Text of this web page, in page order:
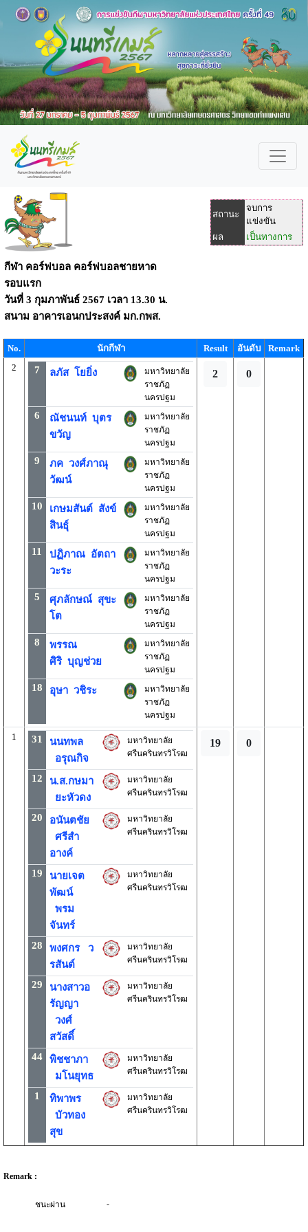
สถานะ
จบการ
แข่งขัน
ผล
เป็นทางการ
กีฬา คอร์ฟบอล คอร์ฟบอลชายหาด
รอบแรก
วันที่ 3 กุมภาพันธ์ 2567 เวลา 13.30 น.
สนาม อาคารเอนกประสงค์ มก.กพส.
No. นักกีฬา Result อันดับ
Remark
2
7 ลภัส โยยิ่ง
มหาวิทยาลัย
ราชภัฏ
นครปฐม
6
ณัชนนท์ บุตร
ขวัญ
มหาวิทยาลัย
ราชภัฏ
นครปฐม
9
ภค วงศ์ภาณุ
วัฒน์
มหาวิทยาลัย
ราชภัฏ
นครปฐม
10
เกษมสันต์ สังข์
สินธุ์
มหาวิทยาลัย
ราชภัฏ
นครปฐม
11
ปฏิภาณ อัตถา
วะระ
มหาวิทยาลัย
ราชภัฏ
นครปฐม
5
ศุภลักษณ์ สุขะ
โต
มหาวิทยาลัย
ราชภัฏ
นครปฐม
8
พรรณ
ศิริ บุญช่วย
มหาวิทยาลัย
ราชภัฏ
นครปฐม
18 อุษา วชิระ
มหาวิทยาลัย
ราชภัฏ
นครปฐม
2 0
1 31
นนทพล
อรุณกิจ
มหาวิทยาลัย
ศรีนครินทรวิโรฒ
12
น.ส.กษมา
ยะหัวดง
มหาวิทยาลัย
ศรีนครินทรวิโรฒ
20
อนันตชัย
ศรีสำ
อางค์
มหาวิทยาลัย
ศรีนครินทรวิโรฒ
19
นายเจต
พัฒน์
พรม
จันทร์
มหาวิทยาลัย
ศรีนครินทรวิโรฒ
28
พงศกร ว
รสันต์
มหาวิทยาลัย
ศรีนครินทรวิโรฒ
29
นางสาวอ
รัญญา
วงศ์
สวัสดิ์
มหาวิทยาลัย
ศรีนครินทรวิโรฒ
44
พิชชาภา
มโนยุทธ
มหาวิทยาลัย
ศรีนครินทรวิโรฒ
1
ทิพาพร
บัวทอง
สุข
มหาวิทยาลัย
ศรีนครินทรวิโรฒ
19 0
Remark :
ชนะผ่าน -